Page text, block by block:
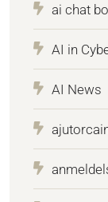
ai chat
AI in
AI News